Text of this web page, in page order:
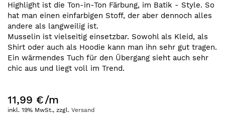
Highlight ist die Ton-in-Ton Färbung, im Batik - Style. So
hat man einen einfarbigen Stoff, der aber dennoch alles
andere als langweilig ist.
Musselin ist vielseitig einsetzbar. Sowohl als Kleid, als
Shirt oder auch als Hoodie kann man ihn sehr gut tragen.
Ein wärmendes Tuch für den Übergang sieht auch sehr
chic aus und liegt voll im Trend.
11,99 €/m
inkl. 19% MwSt., zzgl. Versand